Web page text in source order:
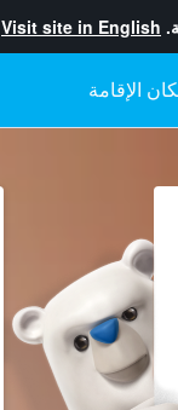
Visit site in English
الإقامة